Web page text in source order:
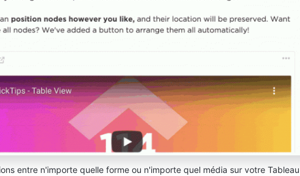
entre n'importe quelle forme ou n'importe quel média sur votre